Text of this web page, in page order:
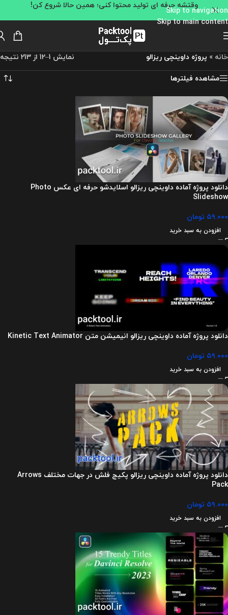
Skip to navigation
Skip to main content
وقتشه حرفه ای تولید محتوا کنی؛ همین حالا شروع کن!
خانه » پروژه داوینچی ریزالو
نمایش 1–12 از 213 نتیجه
مشاهده فیلترها
دانلود پروژه آماده داوینچی ریزالو اسلایدشو حرفه ای عکس Photo
Slideshow
۵۹.۰۰۰ تومان
افزودن به سبد خرید
دانلود پروژه آماده داوینچی ریزالو انیمیشن متن Kinetic Text Animator
۵۹.۰۰۰ تومان
افزودن به سبد خرید
دانلود پروژه آماده داوینچی ریزالو پکیج فلش در جهات مختلف Arrows
Pack
۵۹.۰۰۰ تومان
افزودن به سبد خرید